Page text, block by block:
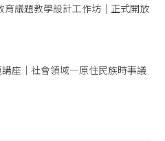
育議題教學設計工作坊｜正式開放
座｜社會領域—原住民族時事議